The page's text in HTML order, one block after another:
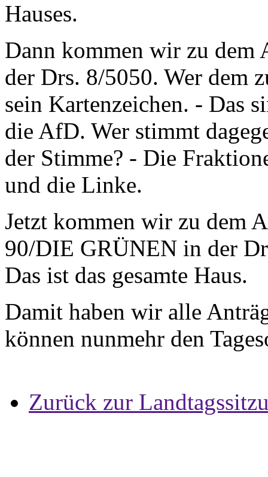
Hauses.
Dann kommen wir zu
der Drs. 8/5050. Wer dem
sein Kartenzeichen. - Das
die AfD. Wer stimmt
der Stimme? - Die
und die Linke.
Jetzt kommen wir zu dem
90/DIE GRÜNEN in der
Das ist das gesamte Haus.
Damit haben wir alle
können nunmehr den
Zurück zur